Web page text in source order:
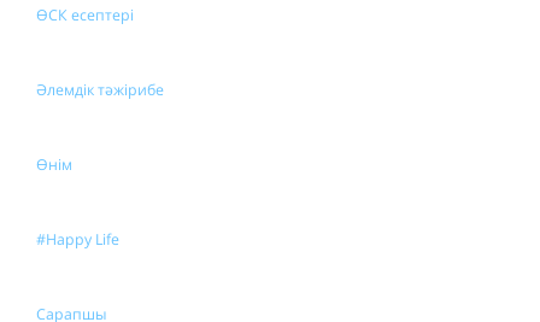
ӨСК есептері
Әлемдік тәжірибе
Өнім
#Happy Life
Сарапшы